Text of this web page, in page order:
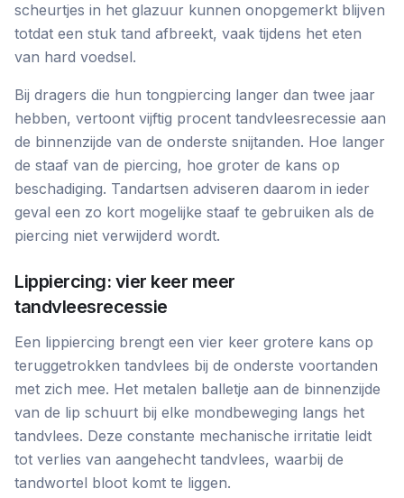
scheurtjes in het glazuur kunnen onopgemerkt blijven
totdat een stuk tand afbreekt, vaak tijdens het eten
van hard voedsel.
Bij dragers die hun tongpiercing langer dan twee jaar
hebben, vertoont vijftig procent tandvleesrecessie aan
de binnenzijde van de onderste snijtanden. Hoe langer
de staaf van de piercing, hoe groter de kans op
beschadiging. Tandartsen adviseren daarom in ieder
geval een zo kort mogelijke staaf te gebruiken als de
piercing niet verwijderd wordt.
Lippiercing: vier keer meer
tandvleesrecessie
Een lippiercing brengt een vier keer grotere kans op
teruggetrokken tandvlees bij de onderste voortanden
met zich mee. Het metalen balletje aan de binnenzijde
van de lip schuurt bij elke mondbeweging langs het
tandvlees. Deze constante mechanische irritatie leidt
tot verlies van aangehecht tandvlees, waarbij de
tandwortel bloot komt te liggen.